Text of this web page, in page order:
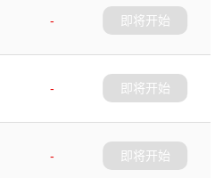
-
即将开始
-
即将开始
-
即将开始